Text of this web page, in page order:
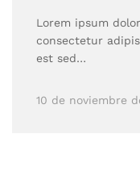
Lorem ipsum
consectetur
est sed…
10 de noviembre